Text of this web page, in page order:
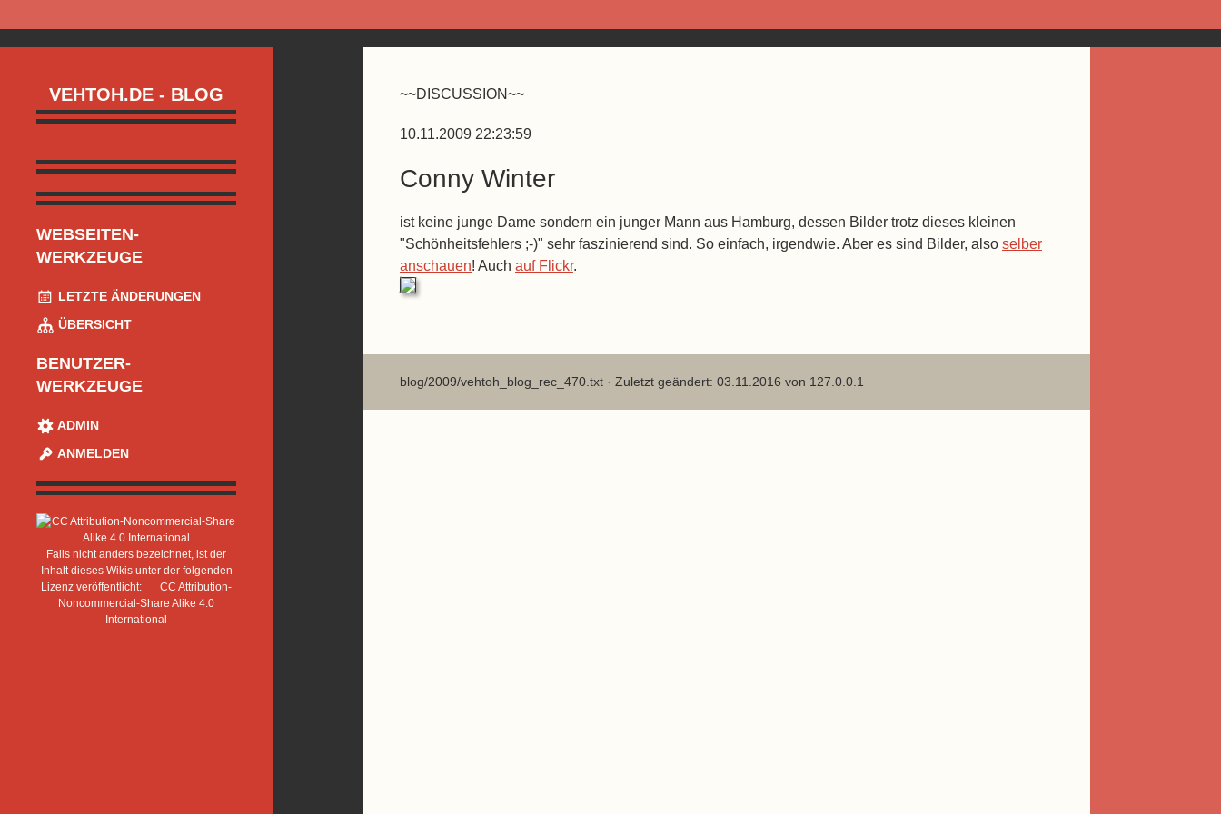
VEHTOH.DE - BLOG
WEBSEITEN-
WERKZEUGE
LETZTE ÄNDERUNGEN
ÜBERSICHT
BENUTZER-
WERKZEUGE
ADMIN
ANMELDEN
Falls nicht anders bezeichnet, ist der
Inhalt dieses Wikis unter der folgenden
Lizenz veröffentlicht:
CC Attribution-
Noncommercial-Share Alike 4.0
International
~~DISCUSSION~~
10.11.2009 22:23:59
Conny Winter
ist keine junge Dame sondern ein junger Mann aus Hamburg, dessen Bilder trotz dieses kleinen
"Schönheitsfehlers ;-)" sehr faszinierend sind. So einfach, irgendwie. Aber es sind Bilder, also selber
anschauen! Auch auf Flickr.
blog/2009/vehtoh_blog_rec_470.txt · Zuletzt geändert: 03.11.2016 von 127.0.0.1